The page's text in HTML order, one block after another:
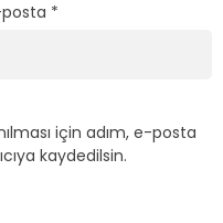
*
için adım, e-posta
kaydedilsin.